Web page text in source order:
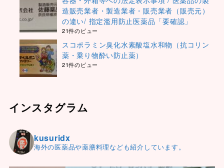
造販売業者・製造業者・販売業者（販売元）
の違い/ 指定濫用防止医薬品「要確認」
21件のビュー
スコポラミン臭化水素酸塩水和物（抗コリン
薬・乗り物酔い防止薬）
21件のビュー
インスタグラム
kusuridx
海外の医薬品や薬膳料理なども紹介しています。